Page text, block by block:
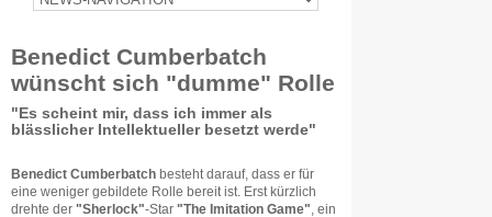
Benedict Cumberbatch
wünscht sich "dumme" Rolle
"Es scheint mir, dass ich immer als
blässlicher Intellektueller besetzt werde"
Benedict Cumberbatch besteht darauf, dass er für
eine weniger gebildete Rolle bereit ist. Erst kürzlich
drehte der "Sherlock"-Star "The Imitation Game" , ein